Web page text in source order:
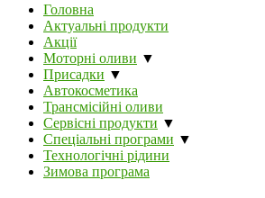
Головна
Актуальні продукти
Акції
Моторні оливи ▼
Присадки ▼
Автокосметика
Трансмісійні оливи
Сервісні продукти ▼
Спеціальні програми ▼
Технологічні рідини
Зимова програма